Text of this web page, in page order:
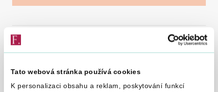
Tato webová stránka používá cookies
K personalizaci obsahu a reklam, poskytování funkcí
Kontakty
Vyhledat na webu
4. 1. 1994
ZRUŠENPOKYNEM č. MF-11